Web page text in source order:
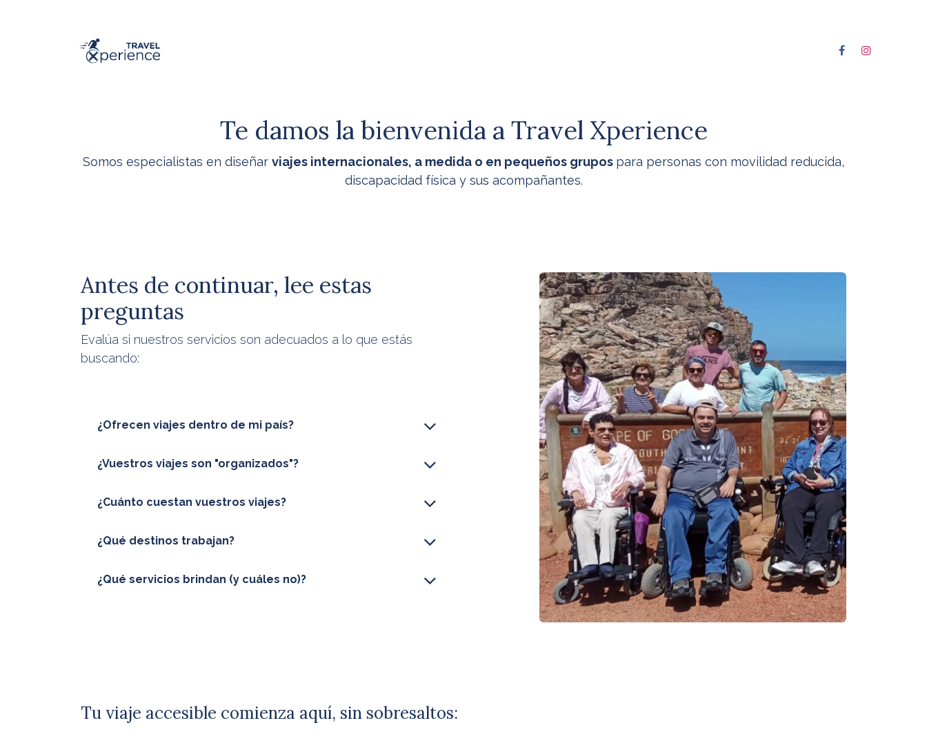
Te damos la bienvenida a Travel Xperience
Somos especialistas en diseñar viajes internacionales, a medida o en pequeños grupos para personas con movilidad reducida,
discapacidad física y sus acompañantes.
Antes de continuar, lee estas
preguntas
Evalúa si nuestros servicios son adecuados a lo que estás
buscando:
¿Ofrecen viajes dentro de mi país?
¿Vuestros viajes son "organizados"?
¿Cuánto cuestan vuestros viajes?
¿Qué destinos trabajan?
¿Qué servicios brindan (y cuáles no)?
Tu viaje accesible comienza aquí, sin sobresaltos: